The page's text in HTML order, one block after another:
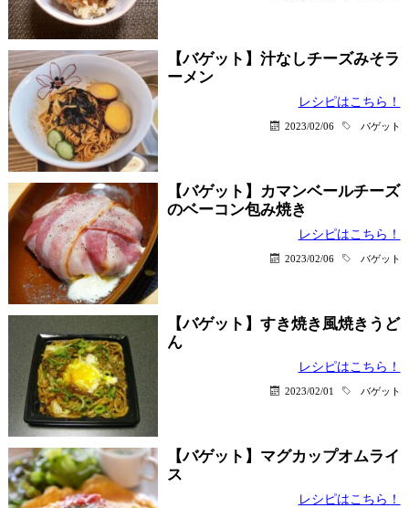
【バゲット】汁なしチーズみそラ
ーメン
レシピはこちら！
2023/02/06 バゲット
【バゲット】カマンベールチーズ
のベーコン包み焼き
レシピはこちら！
2023/02/06 バゲット
【バゲット】すき焼き風焼きうど
ん
レシピはこちら！
2023/02/01 バゲット
【バゲット】マグカップオムライ
ス
レシピはこちら！